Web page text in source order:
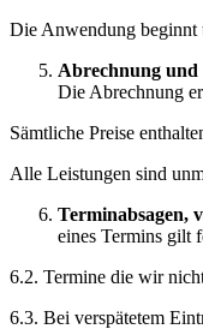
Die Anwendung beginnt
Abrechnung
Die Abrechnung
Sämtliche Preise
Alle Leistungen sind
Terminabsagen,
eines Termins gilt
6.2. Termine die wir
6.3. Bei verspätetem